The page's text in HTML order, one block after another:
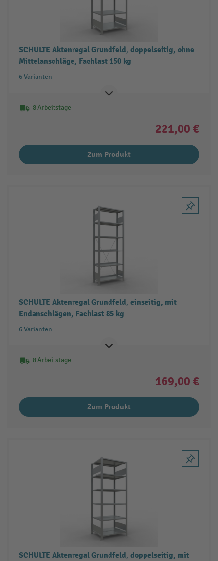
SCHULTE Aktenregal Grundfeld, doppelseitig, ohne
Mittelanschläge, Fachlast 150 kg
6 Varianten
8 Arbeitstage
221,00 €
Zum Produkt
SCHULTE Aktenregal Grundfeld, einseitig, mit
Endanschlägen, Fachlast 85 kg
6 Varianten
8 Arbeitstage
169,00 €
Zum Produkt
SCHULTE Aktenregal Grundfeld, doppelseitig, mit